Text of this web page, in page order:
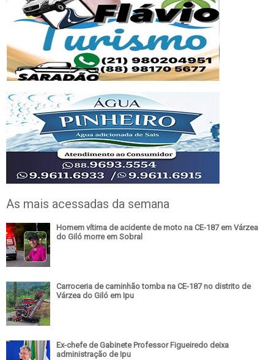
As mais acessadas da semana
Homem vítima de acidente de moto na CE-187 em Várzea
do Giló morre em Sobral
Carroceria de caminhão tomba na CE-187 no distrito de
Várzea do Giló em Ipu
Ex-chefe de Gabinete Professor Figueiredo deixa
administração de Ipu